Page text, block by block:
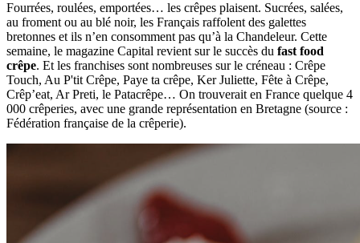
Fourrées, roulées, emportées… les crêpes plaisent. Sucrées, salées,
au froment ou au blé noir, les Français raffolent des galettes
bretonnes et ils n’en consomment pas qu’à la Chandeleur. Cette
semaine, le magazine Capital revient sur le succès du fast food
crêpe. Et les franchises sont nombreuses sur le créneau : Crêpe
Touch, Au P'tit Crêpe, Paye ta crêpe, Ker Juliette, Fête à Crêpe,
Crêp’eat, Ar Preti, le Patacrêpe… On trouverait en France quelque 4
000 crêperies, avec une grande représentation en Bretagne (source :
Fédération française de la crêperie).